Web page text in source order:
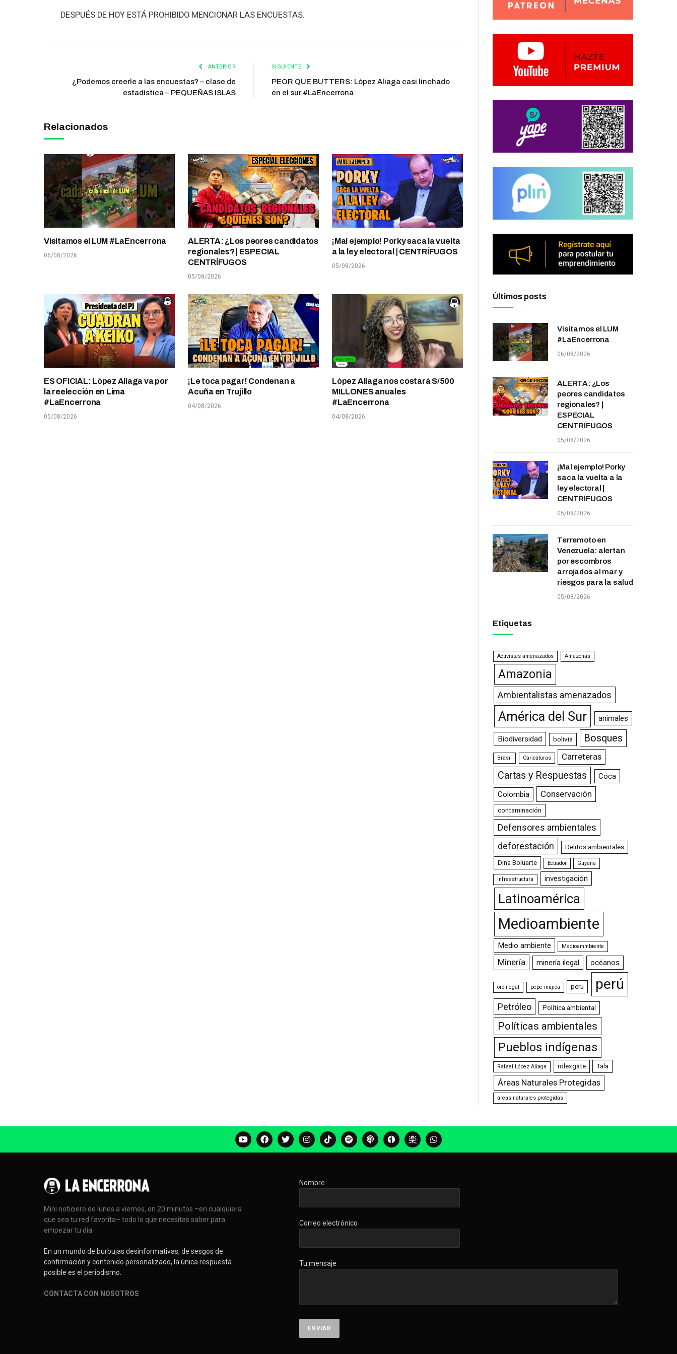
DESPUÉS DE HOY ESTÁ PROHIBIDO MENCIONAR LAS ENCUESTAS.
ANTERIOR
¿Podemos creerle a las encuestas? – clase de
estadística – PEQUEÑAS ISLAS
SIGUIENTE
PEOR QUE BUTTERS: López Aliaga casi linchado
en el sur #LaEncerrona
Relacionados
Visitamos el LUM #LaEncerrona
06/08/2026
ALERTA: ¿Los peores candidatos
regionales? | ESPECIAL
CENTRÍFUGOS
05/08/2026
¡Mal ejemplo! Porky saca la vuelta
a la ley electoral | CENTRÍFUGOS
05/08/2026
ES OFICIAL: López Aliaga va por
la reelección en Lima
#LaEncerrona
05/08/2026
¡Le toca pagar! Condenan a
Acuña en Trujillo
04/08/2026
López Aliaga nos costará S/500
MILLONES anuales
#LaEncerrona
04/08/2026
Últimos posts
Visitamos el LUM
#LaEncerrona
06/08/2026
ALERTA: ¿Los
peores candidatos
regionales? |
ESPECIAL
CENTRÍFUGOS
05/08/2026
¡Mal ejemplo! Porky
saca la vuelta a la
ley electoral |
CENTRÍFUGOS
05/08/2026
Terremoto en
Venezuela: alertan
por escombros
arrojados al mar y
riesgos para la salud
05/08/2026
Etiquetas
Activistas amenazados Amazonas
Amazonia
Ambientalistas amenazados
América del Sur animales
Biodiversidad bolivia Bosques
Brasil Caricaturas Carreteras
Cartas y Respuestas
Coca
Colombia
Conservación
contaminación
Defensores ambientales
deforestación
Delitos ambientales
Dina Boluarte Ecuador Guyana
Infraestructura investigación
Latinoamérica
Medioambiente
Medio ambiente Medioammbiente
Minería minería ilegal océanos
oro ilegal pepe mujica peru perú
Petróleo Política ambiental
Políticas ambientales
Pueblos indígenas
Rafael López Aliaga rolexgate Tala
Áreas Naturales Protegidas
áreas naturales protegidas
Mini noticiero de lunes a viernes, en 20 minutos –en cualquiera
que sea tu red favorita– todo lo que necesitas saber para
empezar tu día.
En un mundo de burbujas desinformativas, de sesgos de
confirmación y contenido personalizado, la única respuesta
posible es el periodismo.
CONTACTA CON NOSOTROS
Nombre
Correo electrónico
Tu mensaje